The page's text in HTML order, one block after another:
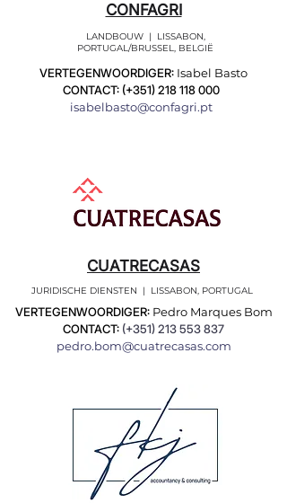
CONFAGRI
LANDBOUW | LISSABON,
PORTUGAL/BRUSSEL, BELGIË
VERTEGENWOORDIGER: Isabel Basto
CONTACT: (+351)218 118 000
isabelbasto@confagri.pt
CUATRECASAS
JURIDISCHE DIENSTEN | LISSABON, PORTUGAL
VERTEGENWOORDIGER: Pedro Marques Bom
CONTACT: (+351)213 553 837
pedro.bom@cuatrecasas.com